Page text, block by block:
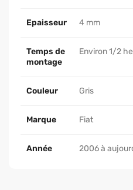
Epaisseur 4 mm
Temps de
montage
Environ 1/2
Couleur Gris
Marque Fiat
Année 2006 à